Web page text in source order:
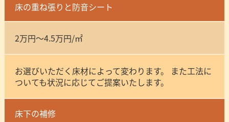
床の重ね張りと防音シート
2万円～4.5万円/㎡
お選びいただく床材によって変わります。 また工法に
ついても状況に応じてご提案いたします。
床下の補修